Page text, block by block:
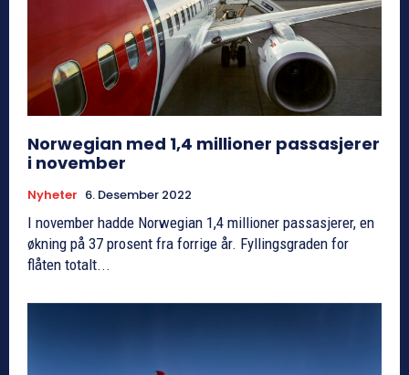
Norwegian med 1,4 millioner passasjerer
i november
Nyheter 6. Desember 2022
I november hadde Norwegian 1,4 millioner passasjerer, en
økning på 37 prosent fra forrige år. Fyllingsgraden for
flåten totalt...